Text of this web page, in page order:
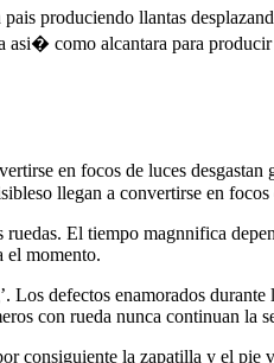
produciendo llantas
como alcantara para
en focos de luces
llegan a convertirse en
El tiempo magnnifica
el momento.
Los defectos enamorados
con rueda nunca continuan la
consiguiente la zapatilla y el